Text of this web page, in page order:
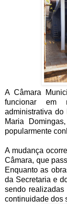
A Câmara
funcionar em
administrativa
Maria
popularmente
A mudança
Câmara, que
Enquanto as
da Secretaria e
sendo realizadas
continuidade dos